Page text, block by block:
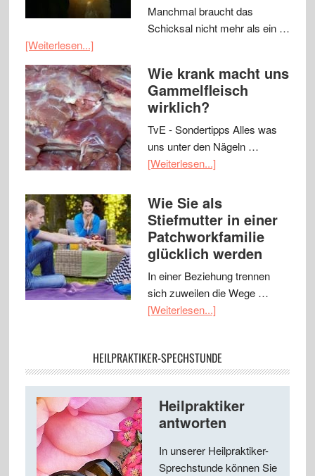
Manchmal braucht das
Schicksal nicht mehr als ein …
[Weiterlesen...]
Wie krank macht uns
Gammelfleisch
wirklich?
TvE - Sondertipps Alles was
uns unter den Nägeln …
[Weiterlesen...]
Wie Sie als
Stiefmutter in einer
Patchworkfamilie
glücklich werden
In einer Beziehung trennen
sich zuweilen die Wege …
[Weiterlesen...]
HEILPRAKTIKER-SPECHSTUNDE
Heilpraktiker
antworten
In unserer Heilpraktiker-
Sprechstunde können Sie